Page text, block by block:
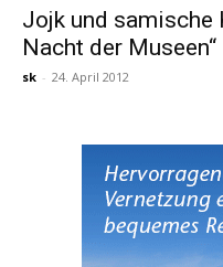
Jojk und samische
Nacht der Museen“
sk - 24. April 2012